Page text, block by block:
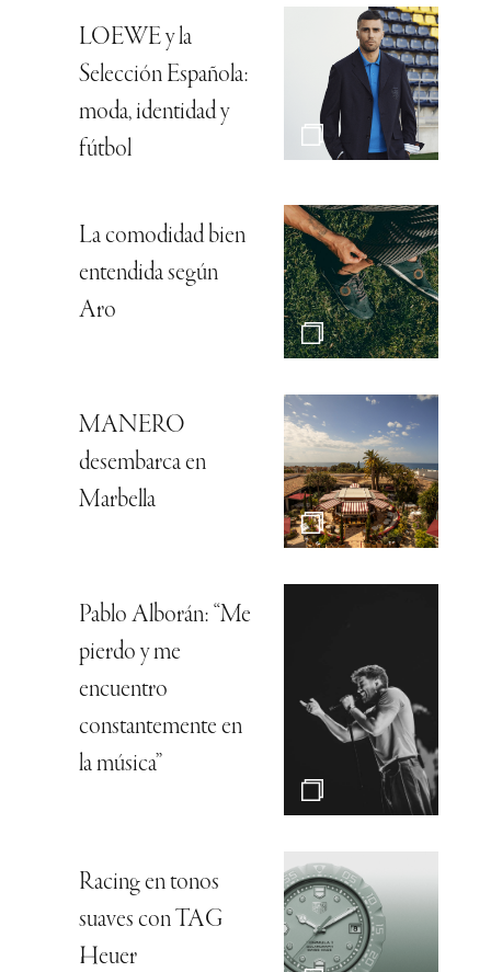
LOEWE y la
Selección Española:
moda, identidad y
fútbol
La comodidad bien
entendida según
Aro
MANERO
desembarca en
Marbella
Pablo Alborán: “Me
pierdo y me
encuentro
constantemente en
la música”
Racing en tonos
suaves con TAG
Heuer